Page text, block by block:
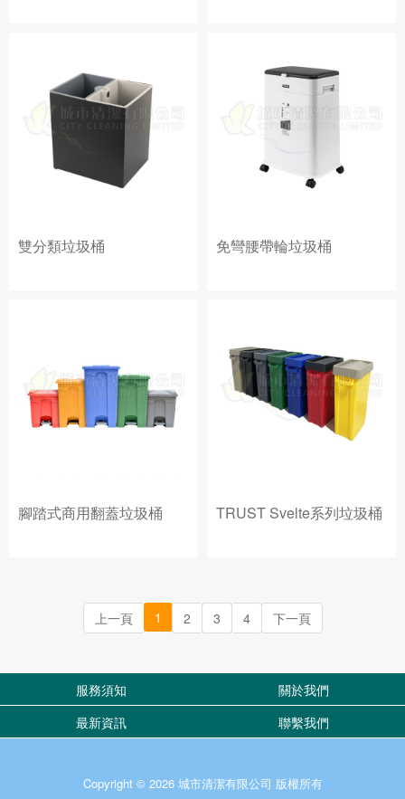
雙分類垃圾桶 免彎腰帶輪垃圾桶
腳踏式商用翻蓋垃圾桶 TRUST Svelte系列垃圾桶
上一頁 1 2 3 4 下一頁
服務須知
關於我們
最新資訊
聯繫我們
Copyright © 2026 城市清潔有限公司 版權所有